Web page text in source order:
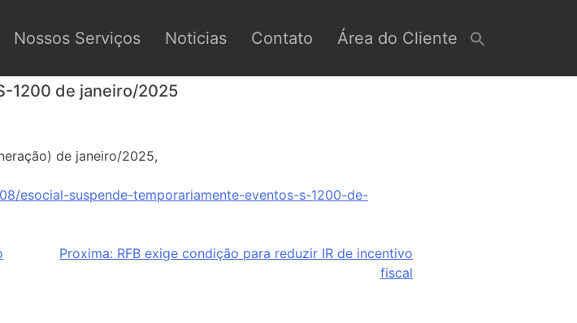
Nossos Serviços Noticias Contato Área do Cliente
1200 de janeiro/2025
de janeiro/2025,
esocial-suspende-temporariamente-eventos-s-1200-de-
Proxima: RFB exige condição para reduzir IR de incentivo
fiscal